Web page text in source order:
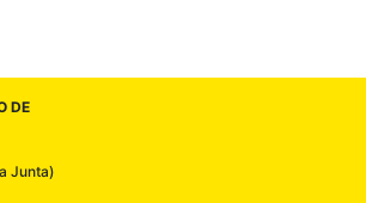
DE
Junta)